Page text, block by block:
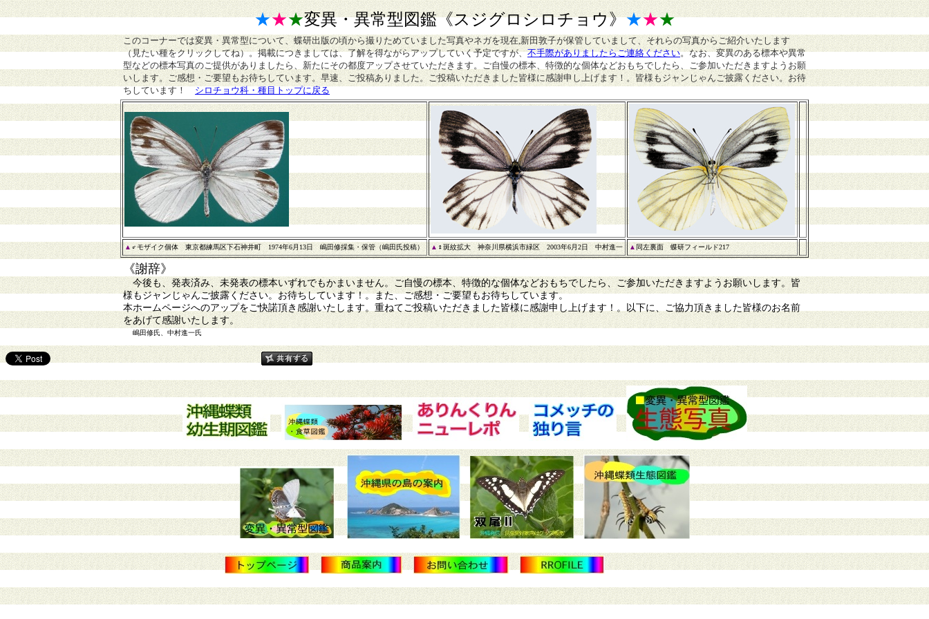
★★★変異・異常型図鑑《スジグロシロチョウ》★★★
このコーナーでは変異・異常型について、蝶研出版の頃から撮りためていました写真やネガを現在,新田敦子が保管していまして、それらの写真からご紹介いたします
（見たい種をクリックしてね）。掲載につきましては、了解を得ながらアップしていく予定ですが、不手際がありましたらご連絡ください。なお、変異のある標本や異常
型などの標本写真のご提供がありましたら、新たにその都度アップさせていただきます。ご自慢の標本、特徴的な個体などおもちでしたら、ご参加いただきますようお願
いします。ご感想・ご要望もお待ちしています。早速、ご投稿ありました。ご投稿いただきました皆様に感謝申し上げます！。皆様もジャンじゃんご披露ください。お待
ちしています！
シロチョウ科・種目トップに戻る
▲ ♂モザイク個体 東京都練馬区下石神井町 1974年6月13日 嶋田修採集・保管（嶋田氏投稿） ▲ ♀斑紋拡大 神奈川県横浜市緑区 2003年6月2日 中村進一 ▲ 同左裏面 蝶研フィールド217
《謝辞》
今後も、発表済み、未発表の標本いずれでもかまいません。ご自慢の標本、特徴的な個体などおもちでしたら、ご参加いただきますようお願いします。皆
様もジャンじゃんご披露ください。お待ちしています！。また、ご感想・ご要望もお待ちしています。
本ホームページへのアップをご快諾頂き感謝いたします。重ねてご投稿いただきました皆様に感謝申し上げます！。以下に、ご協力頂きました皆様のお名前
をあげて感謝いたします。
嶋田修氏、中村進一氏